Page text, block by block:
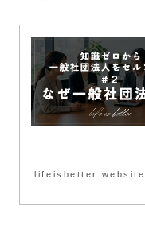
lifeisbetter.website